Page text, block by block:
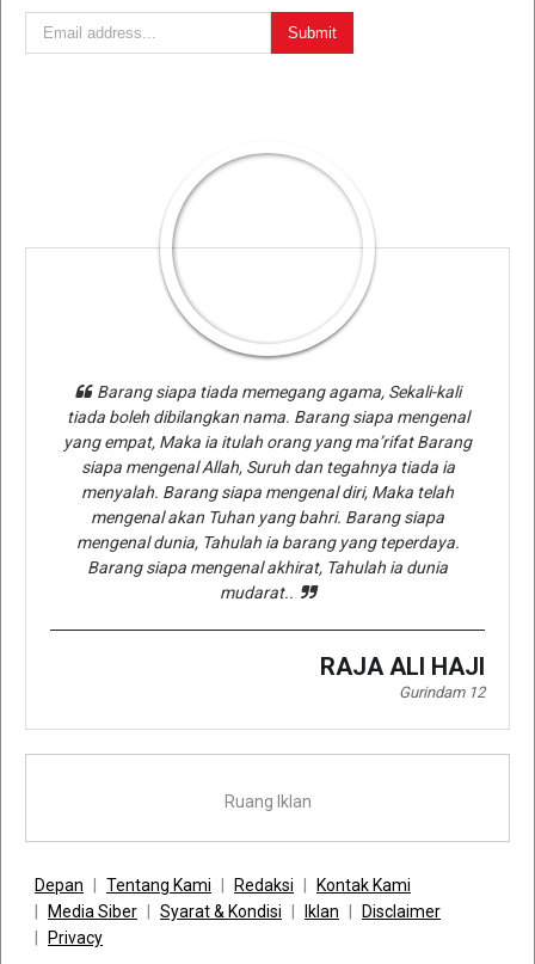
Barang siapa tiada memegang agama, Sekali-kali
tiada boleh dibilangkan nama. Barang siapa mengenal
yang empat, Maka ia itulah orang yang ma’rifat Barang
siapa mengenal Allah, Suruh dan tegahnya tiada ia
menyalah. Barang siapa mengenal diri, Maka telah
mengenal akan Tuhan yang bahri. Barang siapa
mengenal dunia, Tahulah ia barang yang teperdaya.
Barang siapa mengenal akhirat, Tahulah ia dunia
mudarat..
RAJA ALI HAJI
Gurindam 12
Ruang Iklan
Depan Tentang Kami Redaksi
Kontak Kami
Media Siber
Syarat & Kondisi Iklan
Disclaimer
Privacy